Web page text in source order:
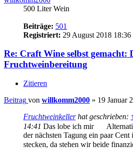
Scherz beiseite: Würde ich das alles
sicherlich nicht geben. Aber klar,
und Absatz findet, so freue ich mich
ich bin auch ein ganz großer buch-
lohnt. empfehle übrigens bei amazon und
"blick ins buch" mit einzubinden.... da
erst-eindruck, ob sich der ankauf lohnen
für insider natürlich ausser frage steht
und kann das mit dem stundenlohn gut
mal zu urzeiten hinreissen lassen in
veröffentlichen.. das war mega-mega viel
da so ein paar handvoll oder hunderte
jahre... mach ich auf jeden fall nie wieder